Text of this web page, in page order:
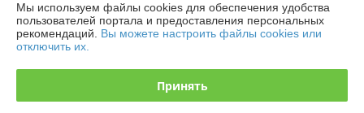
Показать все отзывы
Мы используем файлы cookies для обеспечения удобства
пользователей портала и предоставления персональных
рекомендаций. Вы можете настроить файлы cookies или
отключить их.
Принять